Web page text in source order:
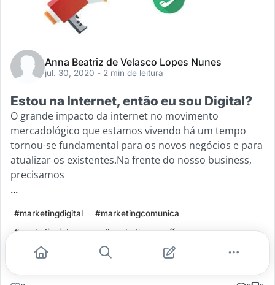
Anna Beatriz de Velasco Lopes Nunes
jul. 30, 2020 - 2 min de leitura
Estou na Internet, então eu sou Digital?
O grande impacto da internet no movimento
mercadológico que estamos vivendo há um tempo
tornou-se fundamental para os novos negócios e para
atualizar os existentes.Na frente do nosso business,
precisamos
...
#marketingdigital
#marketingcomunica
#marketinginterage
#marketingoneoff
Leia mais